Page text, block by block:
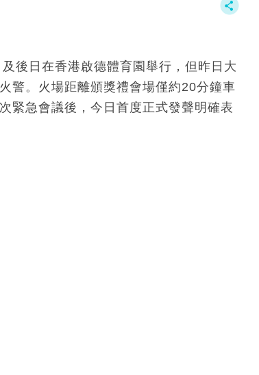
後日在香港啟德體育園舉行，但昨日大
警。火場距離頒獎禮會場僅約20分鐘車
緊急會議後，今日首度正式發聲明確表